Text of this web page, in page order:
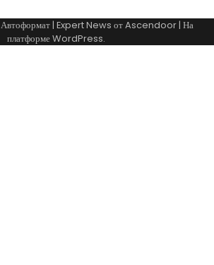
Автоформат| Expert News отAscendoor| На
платформеWordPress.